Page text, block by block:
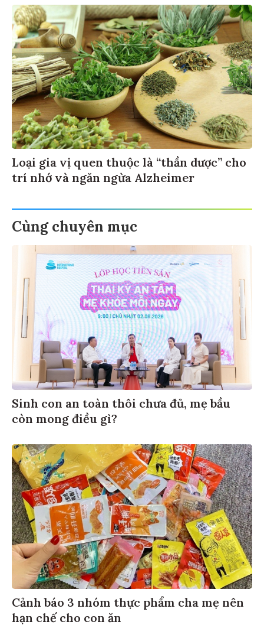
Loại gia vị quen thuộc là “thần dược” cho
trí nhớ và ngăn ngừa Alzheimer
Cùng chuyên mục
Sinh con an toàn thôi chưa đủ, mẹ bầu
còn mong điều gì?
Cảnh báo 3 nhóm thực phẩm cha mẹ nên
hạn chế cho con ăn